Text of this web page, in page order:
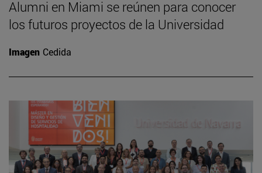
Alumni en Miami se reúnen para conocer
los futuros proyectos de la Universidad
Imagen Cedida